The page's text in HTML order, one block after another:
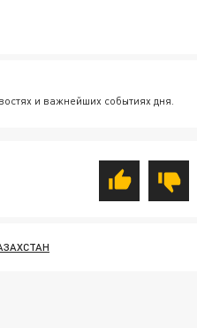
и важнейших событиях дня.